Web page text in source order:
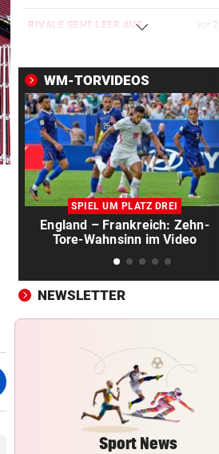
RIVALE GEHT LEER AUS vor
will zu Barcelona!“
DER SCHNEE GEHT AUS vor
Hitzewelle: Nächstes
Sommerskigebiet schließt
GAK-TRAINER BRENNT: vor 3
„Wir wollen unsere Heimserie
ausbauen, egal wie!“
NACH HARTEM KAMPF
Erstmals seit April:
Viertelfinale
VEREHRUNG STATT KRITIK vor
FIFA-Boss Infantino
AB NACH ITALIEN!
Leihe perfekt: Borussia
vermeldet Abgang
WM-TORVIDEOS
SPIEL UM PLATZ DREI
England – Frankreich: Zehn-
Tore-Wahnsinn im Video
NEWSLETTER
Sport News